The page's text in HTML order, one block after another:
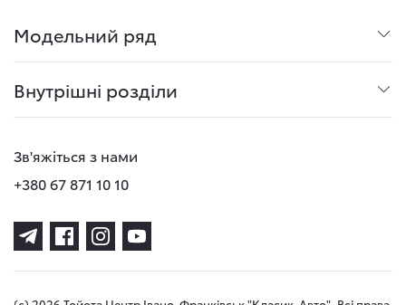
Модельний ряд
Внутрішні розділи
Зв'яжіться з нами
+380 67 871 10 10